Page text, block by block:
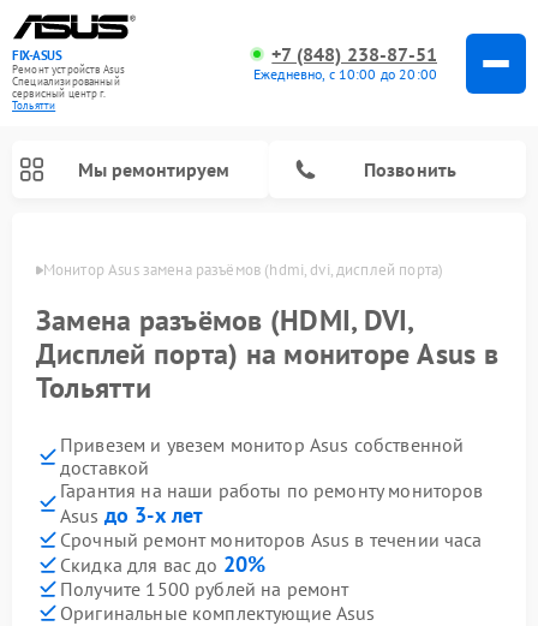
FIX-ASUS
Ремонт устройств Asus
Специализированный
cервисный центр г.
Тольятти
+7 (848) 238-87-51
Ежедневно, с 10:00 до 20:00
Мы ремонтируем Позвонить
Монитор Asus замена разъёмов (hdmi, dvi, дисплей порта)
Замена разъёмов (HDMI, DVI,
Дисплей порта) на мониторе Asus в
Тольятти
Привезем и увезем монитор Asus собственной
доставкой
Гарантия на наши работы по ремонту мониторов
Asus до 3-х лет
Срочный ремонт мониторов Asus в течении часа
Скидка для вас до 20%
Получите 1500 рублей на ремонт
Оригинальные комплектующие Asus